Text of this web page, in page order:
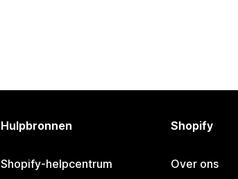
Hulpbronnen
Shopify-helpcentrum
Shopify
Over ons